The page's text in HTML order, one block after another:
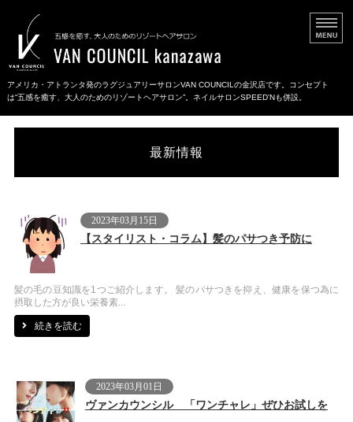
アメリカ・アトランタ発のラグジュアリーサロンVAN COUNCILの金沢店です。コンセプト
は“五感を癒す、大人のためのリゾートヘアサロン”。ネイルサロンSPEED'Nも併設。
ホーム
店舗情報
ご予約・お問い合わせ
最新情報
2023年03月15日
【スタイリスト・コラム】髪のパサつき予防に
髪の毛の豆知識を1つご紹介します。 髪のパサつきを抑え、健康を保つ為に
摂取した方が良い栄養素...
続きを読む
2023年03月01日
ヴァンカウンシル 「ワンチャレ」ぜひお試しを